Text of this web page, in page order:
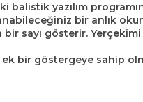
balistik yazılım
bir anlık
sayı gösterir.
bir göstergeye sahip